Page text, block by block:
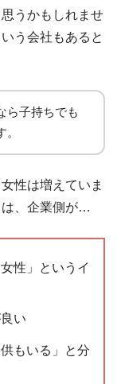
うかもしれませ
う会社もあると
ら子持ちでも
性は増えていま
は、企業側が…
性」というイ
い
もいる」と分